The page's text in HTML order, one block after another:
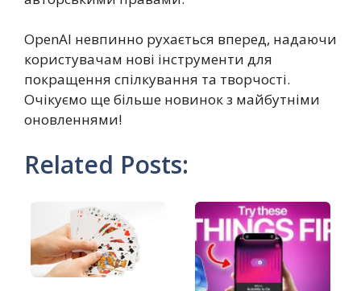
OpenAI невпинно рухається вперед, надаючи
користувачам нові інструменти для
покращення спілкування та творчості.
Очікуємо ще більше новинок з майбутніми
оновленнями!
Related Posts: